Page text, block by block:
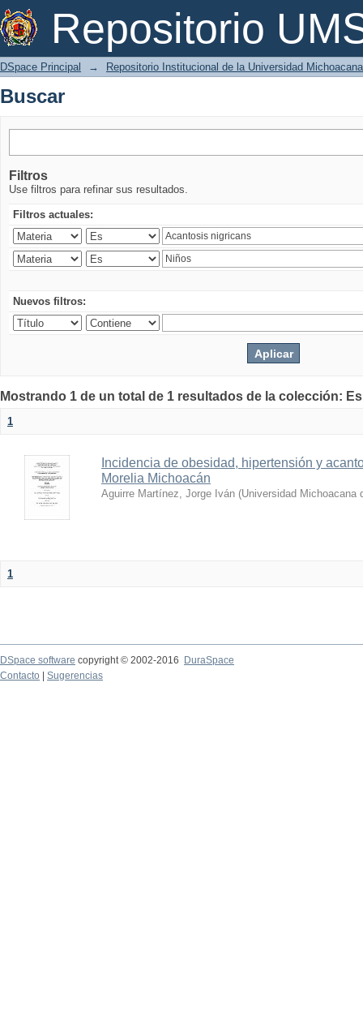
Repositorio
Buscar
DSpace Principal → Repositorio Institucional de la Universidad
Buscar
Filtros
Use filtros para refinar sus resultados.
Filtros actuales:
Nuevos filtros:
Mostrando 1 de un total de 1 resultados de la colección:
1
Incidencia de obesidad, hipertensión y
Morelia Michoacán
Aguirre Martínez, Jorge Iván (Universidad Michoacana
1
DSpace software copyright © 2002-2016
DuraSpace
Contacto
Sugerencias